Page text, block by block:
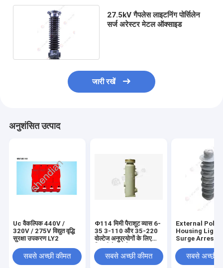
27.5kV गैपलेस लाइटनिंग पोर्सिलेन
सर्ज अरेस्टर मेटल ऑक्साइड
जारी रखें
अनुशंसित उत्पाद
Uc वैकल्पिक 440V /
320V / 275V विद्युत वृद्धि
सुरक्षा उपकरण LY2
सबसे अच्छी कीमत
Φ114 मिमी पैराशूट व्यास 6-
35 3-110 और 35-220
वोल्टेज अनुप्रयोगों के लिए
सबसे अच्छी कीमत
External
Housing
Surge
सबसे अच्छी